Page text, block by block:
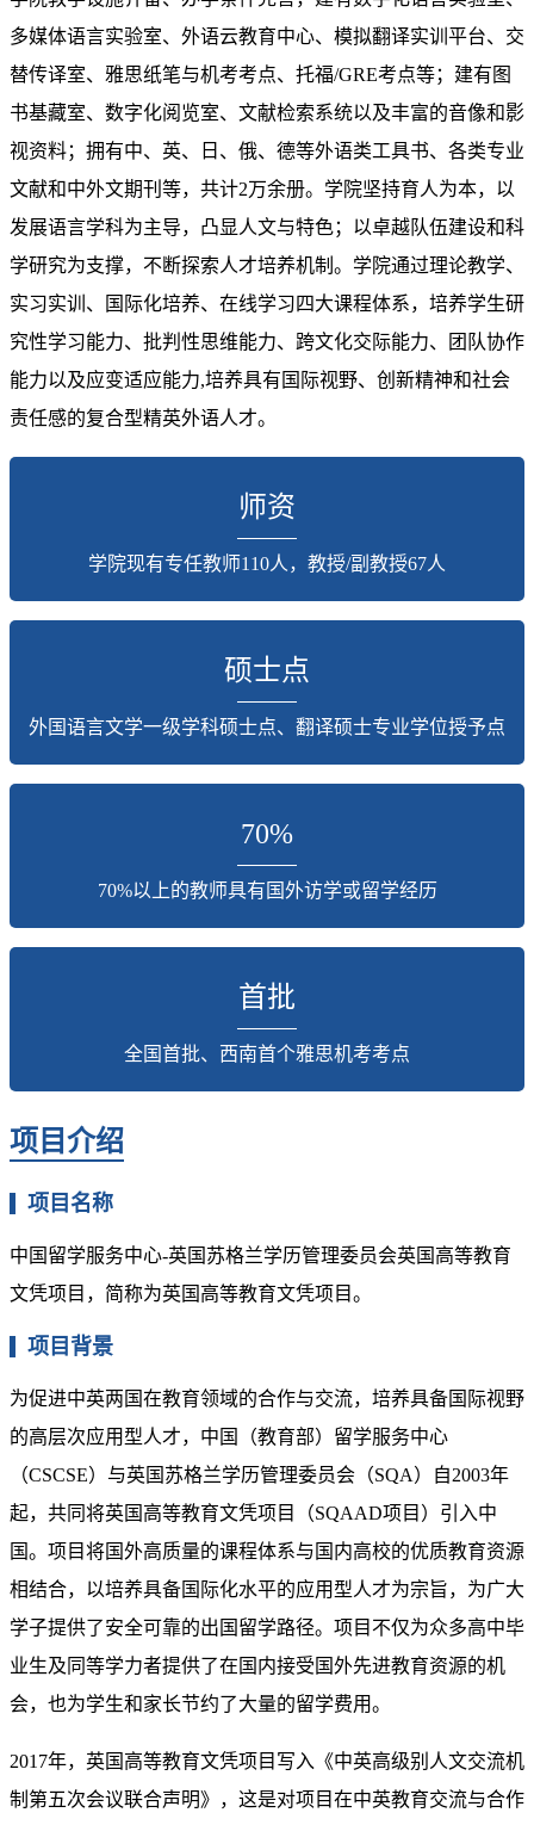
多媒体语言实验室、外语云教育中心、模拟翻译实训平台、交
替传译室、雅思纸笔与机考考点、托福/GRE考点等；建有图
书基藏室、数字化阅览室、文献检索系统以及丰富的音像和影
视资料；拥有中、英、日、俄、德等外语类工具书、各类专业
文献和中外文期刊等，共计2万余册。学院坚持育人为本，以
发展语言学科为主导，凸显人文与特色；以卓越队伍建设和科
学研究为支撑，不断探索人才培养机制。学院通过理论教学、
实习实训、国际化培养、在线学习四大课程体系，培养学生研
究性学习能力、批判性思维能力、跨文化交际能力、团队协作
能力以及应变适应能力,培养具有国际视野、创新精神和社会
责任感的复合型精英外语人才。
师资
学院现有专任教师110人，教授/副教授67人
硕士点
外国语言文学一级学科硕士点、翻译硕士专业学位授予点
70%
70%以上的教师具有国外访学或留学经历
首批
全国首批、西南首个雅思机考考点
项目介绍
项目名称
中国留学服务中心-英国苏格兰学历管理委员会英国高等教育
文凭项目，简称为英国高等教育文凭项目。
项目背景
为促进中英两国在教育领域的合作与交流，培养具备国际视野
的高层次应用型人才，中国（教育部）留学服务中心
（CSCSE）与英国苏格兰学历管理委员会（SQA）自2003年
起，共同将英国高等教育文凭项目（SQAAD项目）引入中
国。项目将国外高质量的课程体系与国内高校的优质教育资源
相结合，以培养具备国际化水平的应用型人才为宗旨，为广大
学子提供了安全可靠的出国留学路径。项目不仅为众多高中毕
业生及同等学力者提供了在国内接受国外先进教育资源的机
会，也为学生和家长节约了大量的留学费用。
2017年，英国高等教育文凭项目写入《中英高级别人文交流机
制第五次会议联合声明》，这是对项目在中英教育交流与合作